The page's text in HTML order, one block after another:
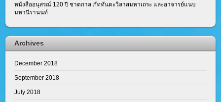
หนังสืออนุสรณ์ 120 ปี ชาตกาล ภัททันตะวิลาสมหาเถระ และอาจารย์แนบ
มหานีรานนท์
Archives
December 2018
September 2018
July 2018